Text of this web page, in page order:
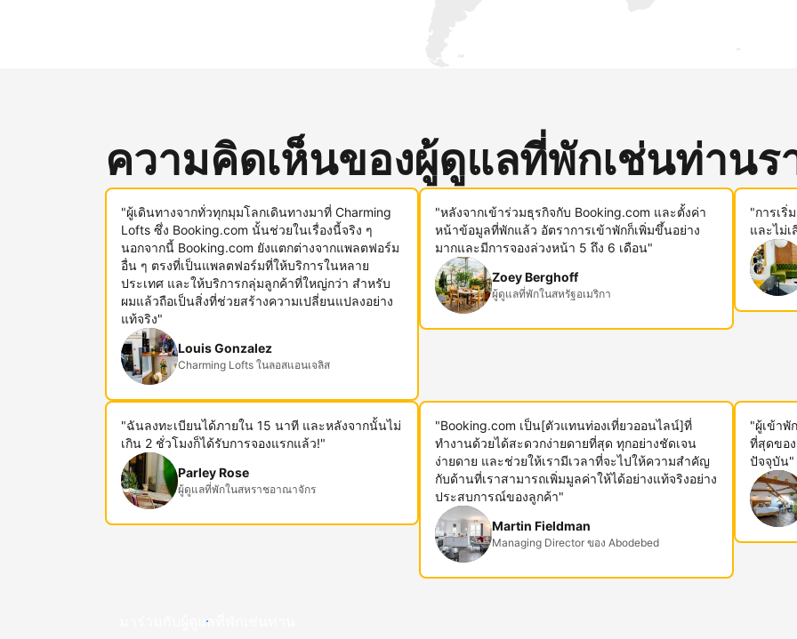
ความคิดเห็นของผู้ดูแลที่พักเช่นท่านร
"ผู้เดินทางจากทั่วทุกมุมโลกเดินทางมาที่ Charming
Lofts ซึ่ง Booking.com นั้นช่วยในเรื่องนี้จริง ๆ
นอกจากนี้ Booking.com ยังแตกต่างจากแพลตฟอร์ม
อื่น ๆ ตรงที่เป็นแพลตฟอร์มที่ให้บริการในหลาย
ประเทศ และให้บริการกลุ่มลูกค้าที่ใหญ่กว่า สำหรับ
ผมแล้วถือเป็นสิ่งที่ช่วยสร้างความเปลี่ยนแปลงอย่าง
แท้จริง"
Louis Gonzalez
Charming Lofts ในลอสแอนเจลิส
"หลังจากเข้าร่วมธุรกิจกับ Booking.com และตั้งค่า
หน้าข้อมูลที่พักแล้ว อัตราการเข้าพักก็เพิ่มขึ้นอย่าง
มากและมีการจองล่วงหน้า 5 ถึง 6 เดือน"
Zoey Berghoff
ผู้ดูแลที่พักในสหรัฐอเมริกา
"การเริ่
และไม่เ
"ฉันลงทะเบียนได้ภายใน 15 นาที และหลังจากนั้นไม่
เกิน 2 ชั่วโมงก็ได้รับการจองแรกแล้ว!"
Parley Rose
ผู้ดูแลที่พักในสหราชอาณาจักร
"Booking.com เป็น[ตัวแทนท่องเที่ยวออนไลน์]ที่
ทำงานด้วยได้สะดวกง่ายดายที่สุด ทุกอย่างชัดเจน
ง่ายดาย และช่วยให้เรามีเวลาที่จะไปให้ความสำคัญ
กับด้านที่เราสามารถเพิ่มมูลค่าให้ได้อย่างแท้จริงอย่าง
ประสบการณ์ของลูกค้า"
Martin Fieldman
Managing Director ของ Abodebed
"ผู้เข้าพั
ที่สุดของ
ปัจจุบัน"
มาร่วมกับผู้ดูแลที่พักเช่นท่าน